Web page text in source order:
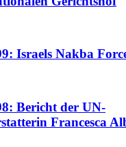
Israels Nakba
Bericht der UN-
Francesca